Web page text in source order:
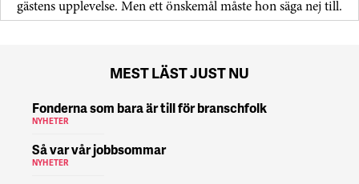
gästens upp­levelse. Men ett önskemål måste hon säga nej till.
MEST LÄST JUST NU
Fonderna som bara är till för branschfolk
NYHETER
Så var vår jobbsommar
NYHETER